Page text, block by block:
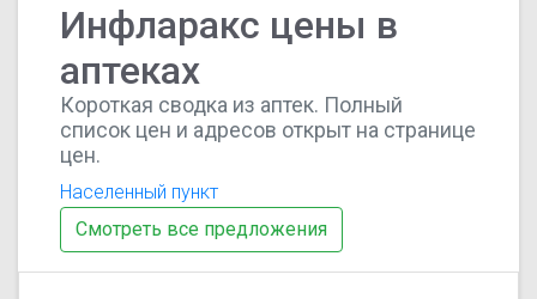
Инфларакс цены в
аптеках
Короткая сводка из аптек. Полный
список цен и адресов открыт на странице
цен.
Населенный пункт
Смотреть все предложения